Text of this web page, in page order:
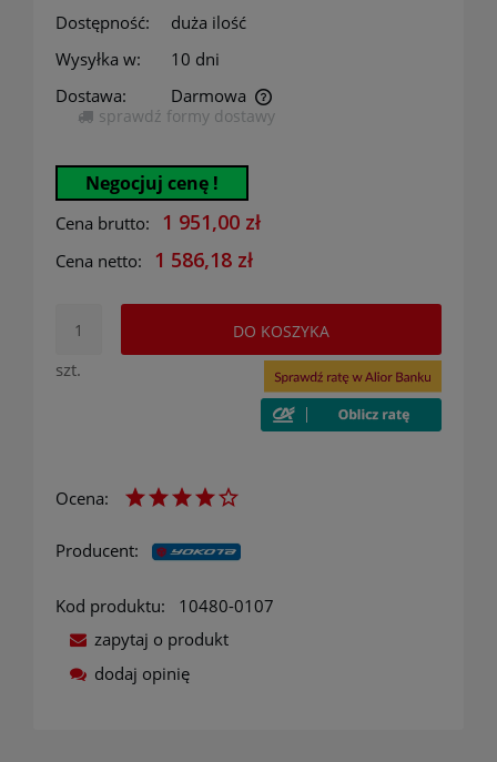
Dostępność:
duża ilość
Wysyłka w:
10 dni
Dostawa:
Darmowa
Cena nie zawiera ewentualnych kosztów płatności
sprawdź formy dostawy
Negocjuj cenę !
Cena brutto: 1 951,00 zł
Cena netto: 1 586,18 zł
szt.
DO KOSZYKA
Ocena:
Producent:
Kod produktu:
10480-0107
zapytaj o produkt
dodaj opinię